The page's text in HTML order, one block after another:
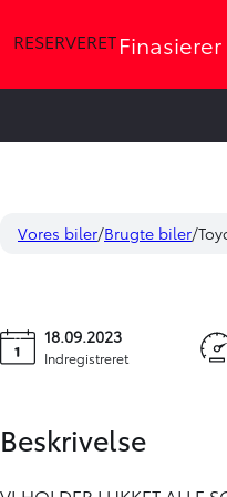
EL Active 204HK 5d
Vores biler Brugte biler
RESERVERET
Indregistreret
18.09.2023
Beskrivelse